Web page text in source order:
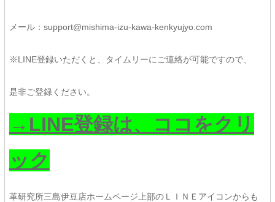
メール：support@mishima-izu-kawa-kenkyujyo.com
※LINE登録いただくと、タイムリーにご連絡が可能ですので、
是非ご登録ください。
→LINE登録は、ココをクリ
ック
革研究所三島伊豆店ホームページ上部のＬＩＮＥアイコンからも